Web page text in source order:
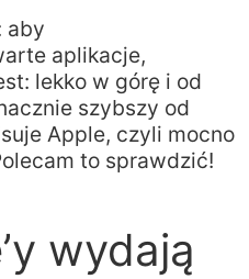
aby
aplikacje,
lekko w górę i od
szybszy od
Apple, czyli mocno
to sprawdzić!
wydają